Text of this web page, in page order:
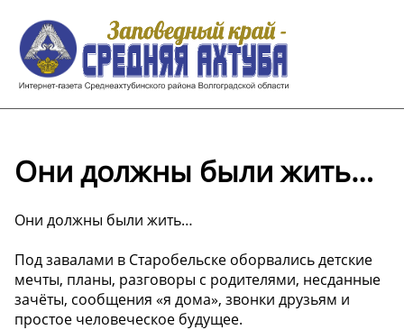
Они должны были жить…
Они должны были жить…
Под завалами в Старобельске оборвались детские
мечты, планы, разговоры с родителями, несданные
зачёты, сообщения «я дома», звонки друзьям и
простое человеческое будущее.